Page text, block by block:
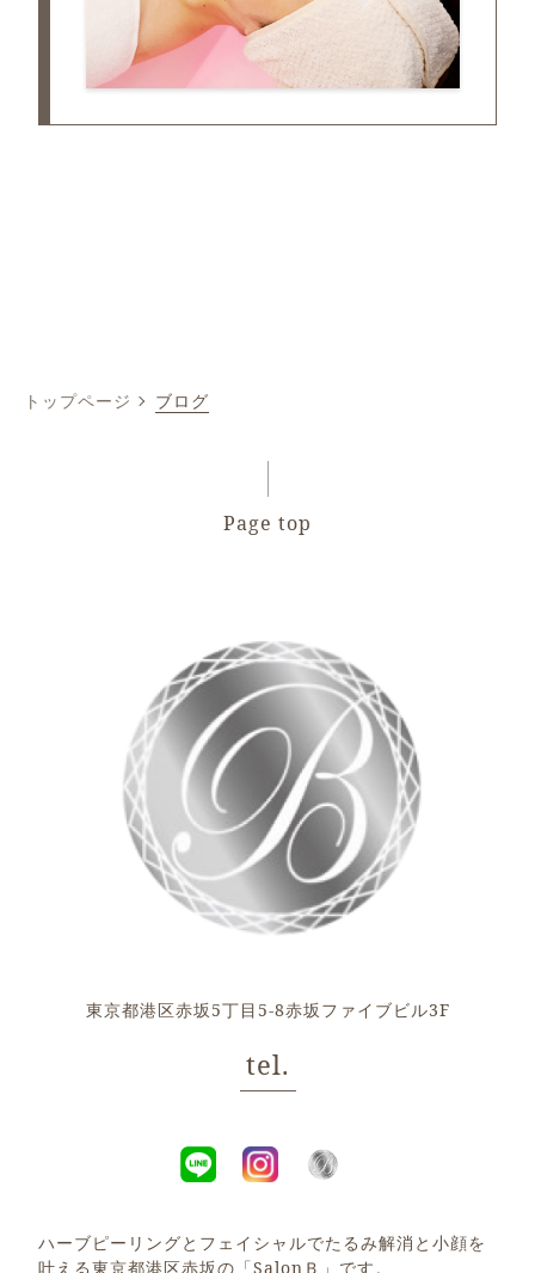
トップページ ブログ
Page top
東京都港区赤坂5丁目5-8赤坂ファイブビル3F
tel.
ハーブピーリングとフェイシャルでたるみ解消と小顔を
叶える東京都港区赤坂の「SalonＢ」です。